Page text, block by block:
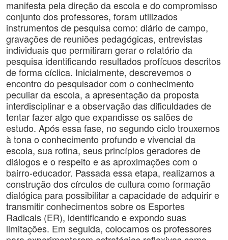
manifesta pela direção da escola e do compromisso
conjunto dos professores, foram utilizados
instrumentos de pesquisa como: diário de campo,
gravações de reuniões pedagógicas, entrevistas
individuais que permitiram gerar o relatório da
pesquisa identificando resultados profícuos descritos
de forma cíclica. Inicialmente, descrevemos o
encontro do pesquisador com o conhecimento
peculiar da escola, a apresentação da proposta
interdisciplinar e a observação das dificuldades de
tentar fazer algo que expandisse os salões de
estudo. Após essa fase, no segundo ciclo trouxemos
à tona o conhecimento profundo e vivencial da
escola, sua rotina, seus princípios geradores de
diálogos e o respeito e as aproximações com o
bairro-educador. Passada essa etapa, realizamos a
construção dos círculos de cultura como formação
dialógica para possibilitar a capacidade de adquirir e
transmitir conhecimentos sobre os Esportes
Radicais (ER), identificando e expondo suas
limitações. Em seguida, colocamos os professores